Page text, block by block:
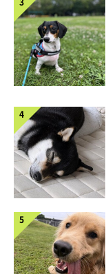
冬のシャンプ